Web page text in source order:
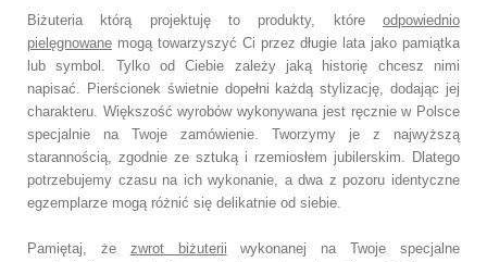
Biżuteria którą projektuję to produkty, które odpowiednio
pielęgnowane mogą towarzyszyć Ci przez długie lata jako pamiątka
lub symbol. Tylko od Ciebie zależy jaką historię chcesz nimi
napisać. Pierścionek świetnie dopełni każdą stylizację, dodając jej
charakteru. Większość wyrobów wykonywana jest ręcznie w Polsce
specjalnie na Twoje zamówienie. Tworzymy je z najwyższą
starannością, zgodnie ze sztuką i rzemiosłem jubilerskim. Dlatego
potrzebujemy czasu na ich wykonanie, a dwa z pozoru identyczne
egzemplarze mogą różnić się delikatnie od siebie.
Pamiętaj, że zwrot biżuterii wykonanej na Twoje specjalne